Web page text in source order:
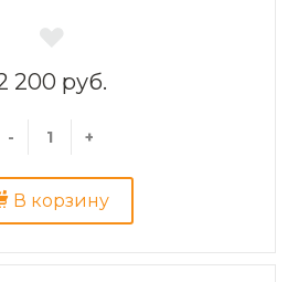
200 руб.
- +
В корзину